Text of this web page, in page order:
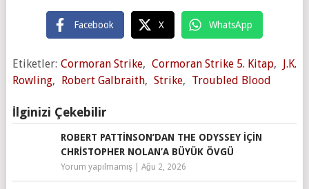
Facebook X WhatsApp
Etiketler: Cormoran Strike, Cormoran Strike 5. Kitap, J.K.
Rowling, Robert Galbraith, Strike, Troubled Blood
İlginizi Çekebilir
ROBERT PATTINSON’DAN THE ODYSSEY IÇIN
CHRISTOPHER NOLAN’A BÜYÜK ÖVGÜ
Yorum yapılmamış| Ağu 2, 2026